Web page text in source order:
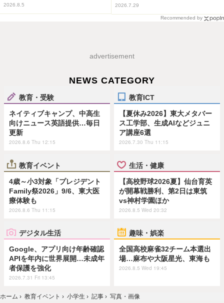
2026.8.5 2026.7.29
Recommended by
advertisement
NEWS CATEGORY
教育・受験
ネイティブキャンプ、中高生
向けニュース英語提供…毎日
更新
2026.8.6 Thu 12:15
教育ICT
【夏休み2026】東大メタバー
ス工学部、生成AIなどジュニ
ア講座6選
2026.7.30 Thu 11:15
教育イベント
4歳～小3対象「プレジデント
Family祭2026」9/6、東大医
療体験も
2026.8.6 Thu 11:15
生活・健康
【高校野球2026夏】仙台育英
が開幕戦勝利、第2日は東筑
vs神村学園ほか
2026.8.5 Wed 20:32
デジタル生活
Google、アプリ向け年齢確認
APIを年内に世界展開…未成年
者保護を強化
2026.7.31 Fri 13:45
趣味・娯楽
全国高校麻雀32チーム本選出
場…麻布や大阪星光、東海も
2026.8.5 Wed 19:45
ホーム › 教育イベント › 小学生 › 記事 › 写真・画像